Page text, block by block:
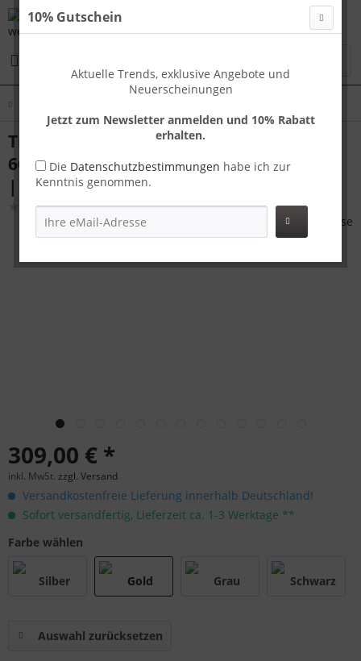
Travelhouse Tokyo Reisekoffer M Silber
66 x 42 x 26 cm | Aluminium-Hartschale
| TSA-Schloss, Aluminiumrahmen
309,00 € *
inkl. MwSt. zzgl. Versand
Versandkostenfreie Lieferung innerhalb Deutschland!
Sofort versandfertig, Lieferzeit ca. 1-3 Werktage **
Farbe wählen
Auswahl zurücksetzen
10% Gutschein
Aktuelle Trends, exklusive Angebote und
Neuerscheinungen
Jetzt zum Newsletter anmelden und 10% Rabatt
erhalten.
Die Datenschutzbestimmungen habe ich zur
Kenntnis genommen.